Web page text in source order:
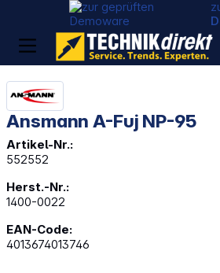
Ansmann A-Fuj NP-95
Artikel-Nr.:
552552
Herst.-Nr.:
1400-0022
EAN-Code:
4013674013746